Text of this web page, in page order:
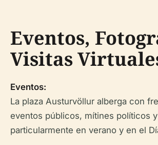
Eventos,
Visitas
Eventos:
La plaza Austurvöllur alberga con
eventos públicos, mítines políticos
particularmente en verano y en el